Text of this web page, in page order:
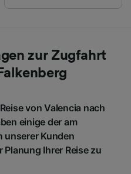
zur Zugfahrt
von Valencia nach
einige der am
unserer Kunden
Ihrer Reise zu